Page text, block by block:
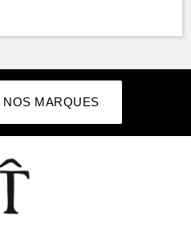
MARQUES